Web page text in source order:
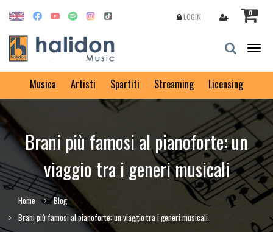
0
LOGIN
Musica Artisti Spartiti Streaming Licensing
Brani più famosi al pianoforte: un
viaggio tra i generi musicali
Home
Blog
Brani più famosi al pianoforte: un viaggio tra i generi musicali